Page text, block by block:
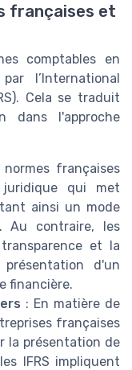
françaises et
comptables en
l’International
Cela se traduit
dans l'approche
normes françaises
qui met
ainsi un mode
Au contraire, les
et la
d'un
financière.
: En matière de
françaises
la présentation de
IFRS impliquent